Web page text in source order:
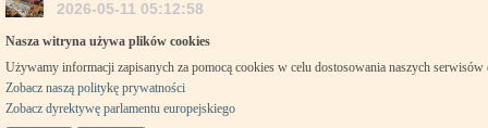
2026-05-11 05:12:58
Nasza witryna używa plików cookies
Używamy informacji zapisanych za pomocą cookies w celu dostosowania naszych
Zobacz naszą politykę prywatności
Zobacz dyrektywę parlamentu europejskiego